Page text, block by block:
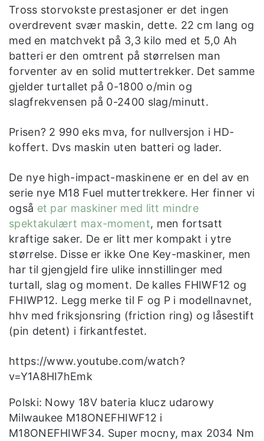
Tross storvokste prestasjoner er det ingen
overdrevent svær maskin, dette. 22 cm lang og
med en matchvekt på 3,3 kilo med et 5,0 Ah
batteri er den omtrent på størrelsen man
forventer av en solid muttertrekker. Det samme
gjelder turtallet på 0-1800 o/min og
slagfrekvensen på 0-2400 slag/minutt.
Prisen? 2 990 eks mva, for nullversjon i HD-
koffert. Dvs maskin uten batteri og lader.
De nye high-impact-maskinene er en del av en
serie nye M18 Fuel muttertrekkere. Her finner vi
også et par maskiner med litt mindre
spektakulært max-moment, men fortsatt
kraftige saker. De er litt mer kompakt i ytre
størrelse. Disse er ikke One Key-maskiner, men
har til gjengjeld fire ulike innstillinger med
turtall, slag og moment. De kalles FHIWF12 og
FHIWP12. Legg merke til F og P i modellnavnet,
hhv med friksjonsring (friction ring) og låsestift
(pin detent) i firkantfestet.
https://www.youtube.com/watch?
v=Y1A8HI7hEmk
Polski: Nowy 18V bateria klucz udarowy
Milwaukee M18ONEFHIWF12 i
M18ONEFHIWF34. Super mocny, max 2034 Nm